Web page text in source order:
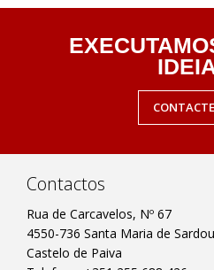
Contactos
Rua de Carcavelos, Nº 67
4550-736 Santa Maria de
Castelo de Paiva